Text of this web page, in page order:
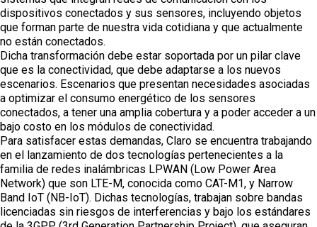
dispositivos conectados y sus sensores, incluyendo objetos
que forman parte de nuestra vida cotidiana y que actualmente
no están conectados.
Dicha transformación debe estar soportada por un pilar clave
que es la conectividad, que debe adaptarse a los nuevos
escenarios. Escenarios que presentan necesidades asociadas
a optimizar el consumo energético de los sensores
conectados, a tener una amplia cobertura y a poder acceder a un
bajo costo en los módulos de conectividad.
Para satisfacer estas demandas, Claro se encuentra trabajando
en el lanzamiento de dos tecnologías pertenecientes a la
familia de redes inalámbricas LPWAN (Low Power Area
Network) que son LTE-M, conocida como CAT-M1, y Narrow
Band IoT (NB-IoT). Dichas tecnologías, trabajan sobre bandas
licenciadas sin riesgos de interferencias y bajo los estándares